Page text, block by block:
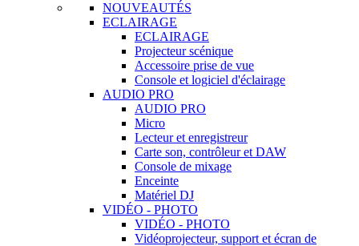
NOUVEAUTÉS
ECLAIRAGE
ECLAIRAGE
Projecteur scénique
Accessoire prise de vue
Console et logiciel d'éclairage
AUDIO PRO
AUDIO PRO
Micro
Lecteur et enregistreur
Carte son, contrôleur et DAW
Console de mixage
Enceinte
Matériel DJ
VIDÉO - PHOTO
VIDÉO - PHOTO
Vidéoprojecteur, support et écran de